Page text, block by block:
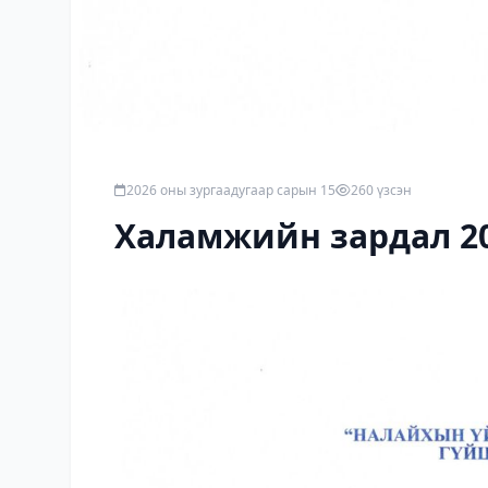
2026 оны зургаадугаар сарын 15 260 үзсэн
Халамжийн зардал